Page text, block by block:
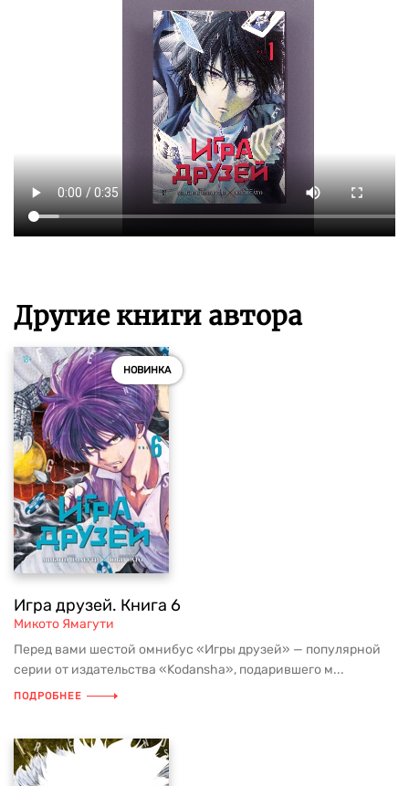
Другие книги автора
НОВИНКА
Игра друзей. Книга 6
Микото Ямагути
Перед вами шестой омнибус «Игры друзей» — популярной
серии от издательства «Kodansha», подарившего м...
ПОДРОБНЕЕ